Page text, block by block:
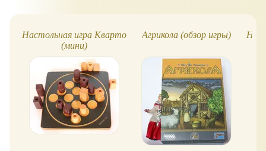
Настольная игра Кварто
(мини)
Агрикола (обзор игры)